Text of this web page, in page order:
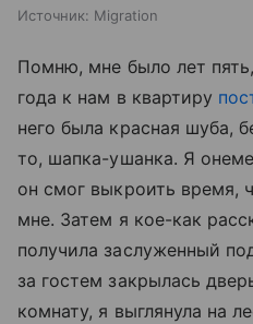
Источник: Migration
Помню, мне было лет
года к нам в квартиру
него была красная шуба,
то, шапка-ушанка. Я
он смог выкроить время,
мне. Затем я кое-как
получила заслуженный
за гостем закрылась
комнату, я выглянула на